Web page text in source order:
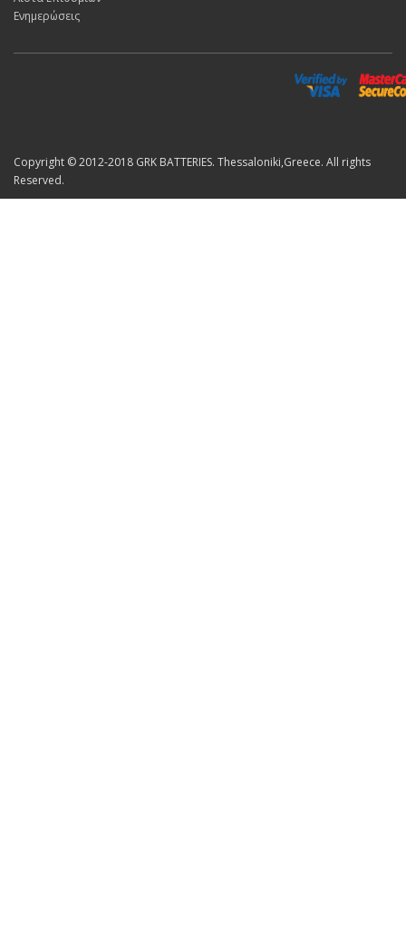
Ενημερώσεις
Copyright © 2012-2018 GRK BATTERIES. Thessaloniki,Greece. All rights
Reserved.